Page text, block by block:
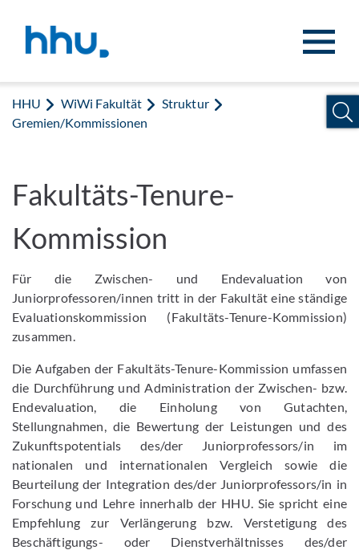
HHU WiWi Fakultät
Struktur
Gremien/Kommissionen
Fakultäts-Tenure-
Kommission
Für die Zwischen- und Endevaluation von
Juniorprofessoren/innen tritt in der Fakultät eine ständige
Evaluationskommission (Fakultäts-Tenure-Kommission)
zusammen.
Die Aufgaben der Fakultäts-Tenure-Kommission umfassen
die Durchführung und Administration der Zwischen- bzw.
Endevaluation, die Einholung von Gutachten,
Stellungnahmen, die Bewertung der Leistungen und des
Zukunftspotentials des/der Juniorprofessors/in im
nationalen und internationalen Vergleich sowie die
Beurteilung der Integration des/der Juniorprofessors/in in
Forschung und Lehre innerhalb der HHU. Sie spricht eine
Empfehlung zur Verlängerung bzw. Verstetigung des
Beschäftigungs- oder Dienstverhältnisses des/der